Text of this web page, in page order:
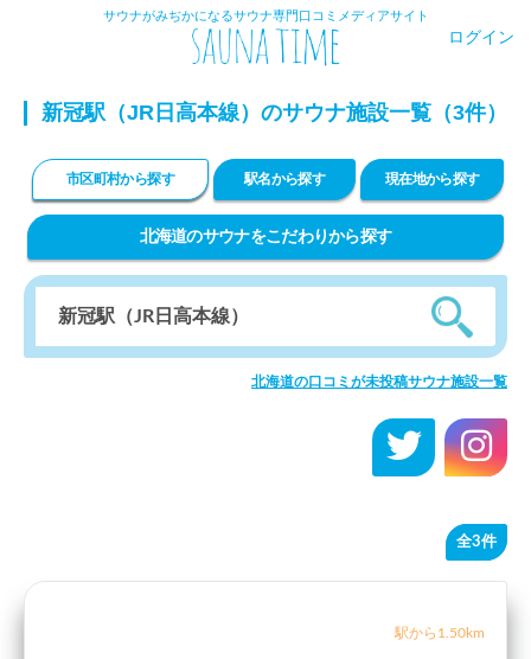
サウナがみぢかになるサウナ専門口コミメディアサイト
ログイン
新冠駅（JR日高本線）のサウナ施設一覧（3件）
市区町村から探す 駅名から探す 現在地から探す
北海道のサウナをこだわりから探す
北海道の口コミが未投稿サウナ施設一覧
全3件
駅から1.50km